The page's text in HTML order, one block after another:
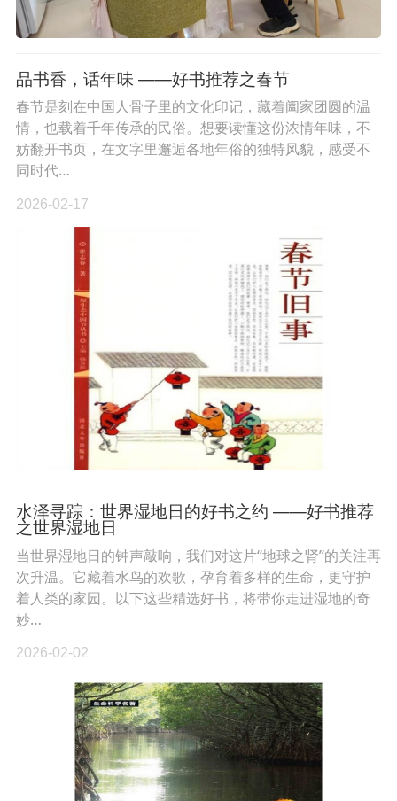
品书香，话年味 ——好书推荐之春节
春节是刻在中国人骨子里的文化印记，藏着阖家团圆的温
情，也载着千年传承的民俗。想要读懂这份浓情年味，不
妨翻开书页，在文字里邂逅各地年俗的独特风貌，感受不
同时代…
2026-02-17
水泽寻踪：世界湿地日的好书之约 ——好书推荐
之世界湿地日
当世界湿地日的钟声敲响，我们对这片“地球之肾”的关注再
次升温。它藏着水鸟的欢歌，孕育着多样的生命，更守护
着人类的家园。以下这些精选好书，将带你走进湿地的奇
妙…
2026-02-02